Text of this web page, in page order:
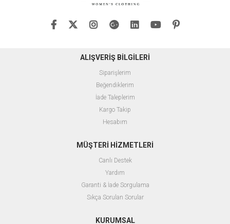
ALIŞVERİŞ BİLGİLERİ
Siparişlerim
Beğendiklerim
İade Taleplerim
Kargo Takip
Hesabım
MÜŞTERİ HİZMETLERİ
Canlı Destek
Yardım
Garanti & İade Sorgulama
Sıkça Sorulan Sorular
KURUMSAL